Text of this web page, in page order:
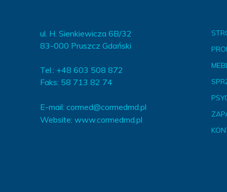
ul. H. Sienkiewicza 6B/32
83-000 Pruszcz Gdański
Tel.: +48 603 508 872
Faks: 58 713 82 74
E-mail: cormed@cormedmd.pl
Website: www.cormedmd.pl